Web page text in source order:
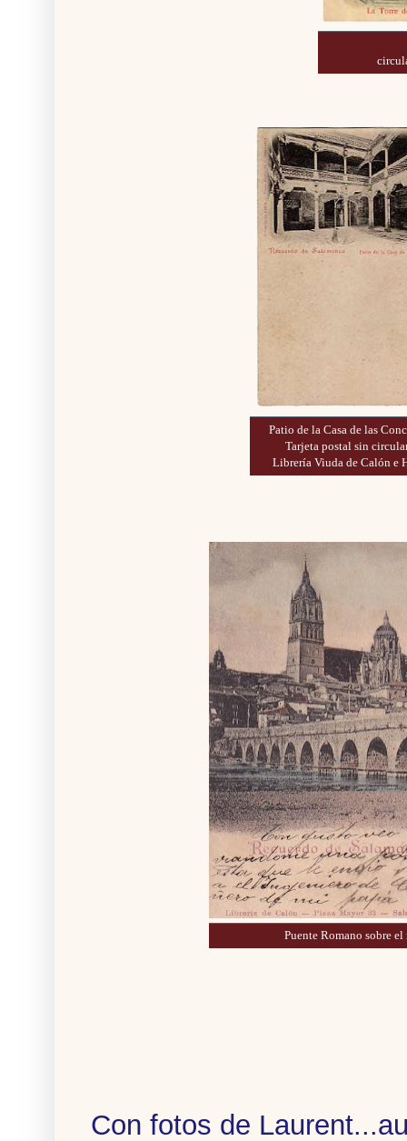
Patio de la Casa de las
Tarjeta postal sin
Librería Viuda de Calón e
Puente Romano sobre
Con fotos de